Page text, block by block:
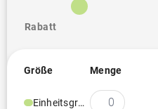
Rabatt
Größe Menge
Einheitsgröße